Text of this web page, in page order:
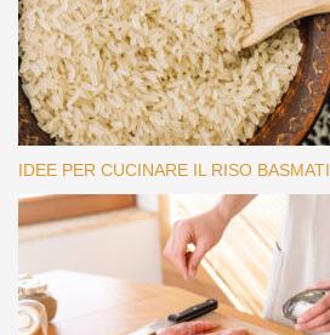
IDEE PER CUCINARE IL RISO BASMATI